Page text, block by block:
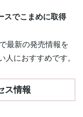
スでこまめに取得
最新の発売情報を
人におすすめです。
ス情報